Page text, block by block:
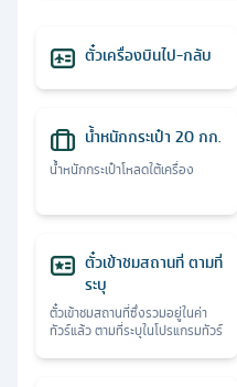
ตั๋วเครื่องบินไป-กลับ
น้ำหนักกระเป๋า 20 กก.
น้ำหนักกระเป๋าโหลดใต้เครื่อง
ตั๋วเข้าชมสถานที่ ตามที่
ระบุ
ตั๋วเข้าชมสถานที่ซึ่งรวมอยู่ในค่า
ทัวร์แล้ว ตามที่ระบุในโปรแกรมทัวร์